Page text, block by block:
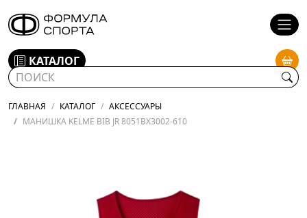
КАТАЛОГ
ГЛАВНАЯ КАТАЛОГ
АКСЕССУАРЫ
МАНИШКА KELME BIB JR 8051BX3002-610